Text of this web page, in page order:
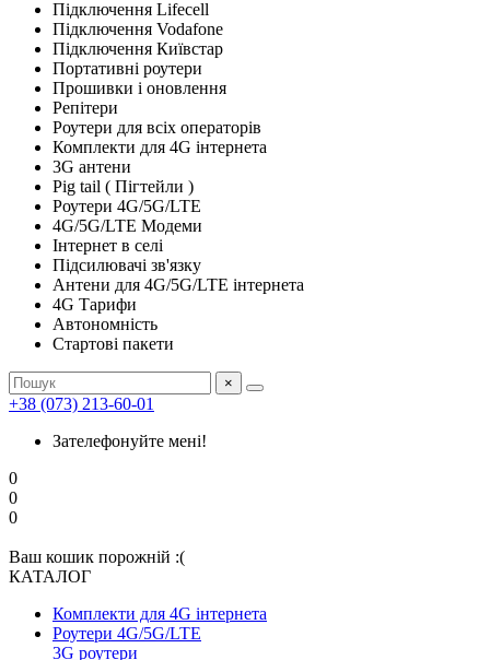
Підключення Lifecell
Підключення Vodafone
Підключення Київстар
Портативні роутери
Прошивки і оновлення
Репітери
Роутери для всіх операторів
Комплекти для 4G інтернета
3G антени
Pig tail ( Пігтейли )
Роутери 4G/5G/LTE
4G/5G/LTE Модеми
Інтернет в селі
Підсилювачі зв'язку
Антени для 4G/5G/LTE інтернета
4G Тарифи
Автономність
Стартові пакети
×
+38 (073) 213-60-01
Зателефонуйте мені!
0
0
0
Ваш кошик порожній :(
КАТАЛОГ
Комплекти для 4G інтернета
Роутери 4G/5G/LTE
3G роутери